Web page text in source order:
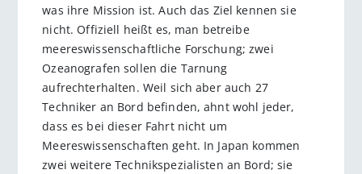
was ihre Mission ist. Auch das Ziel kennen sie
nicht. Offiziell heißt es, man betreibe
meereswissenschaftliche Forschung; zwei
Ozeanografen sollen die Tarnung
aufrechterhalten. Weil sich aber auch 27
Techniker an Bord befinden, ahnt wohl jeder,
dass es bei dieser Fahrt nicht um
Meereswissenschaften geht. In Japan kommen
zwei weitere Technikspezialisten an Bord; sie